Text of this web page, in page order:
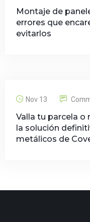
Montaje de
errores que
evitarlos
Nov 13
Valla tu parcela o
la solución
metálicos de